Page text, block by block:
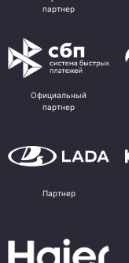
партнер
Официальный
партнер
Партнер